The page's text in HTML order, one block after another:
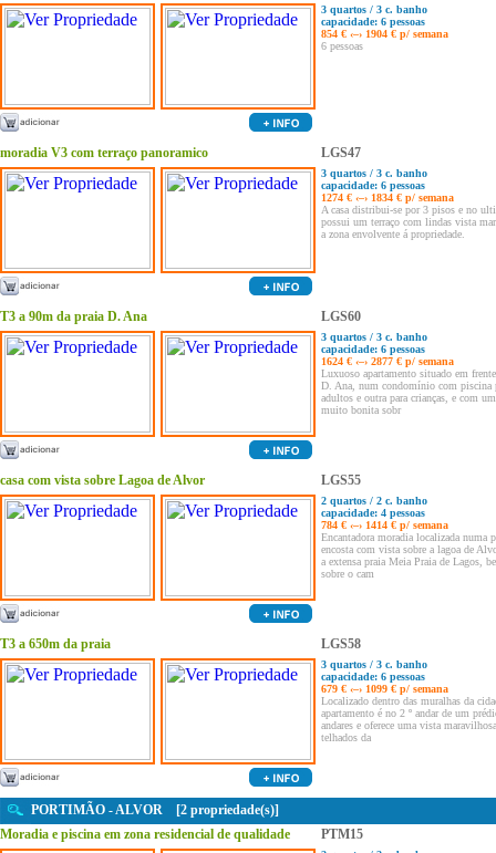
3 quartos / 3 c. banho
capacidade: 6 pessoas
854 € ‹–› 1904 € p/ semana
6 pessoas
moradia V3 com terraço panoramico LGS47
3 quartos / 3 c. banho
capacidade: 6 pessoas
1274 € ‹–› 1834 € p/ semana
A casa distribui-se por 3 pisos e no
possui um terraço com lindas vista
a zona envolvente á propriedade.
T3 a 90m da praia D. Ana LGS60
3 quartos / 3 c. banho
capacidade: 6 pessoas
1624 € ‹–› 2877 € p/ semana
Luxuoso apartamento situado em
D. Ana, num condomínio com piscina
adultos e outra para crianças, e com
muito bonita sobr
casa com vista sobre Lagoa de Alvor LGS55
2 quartos / 2 c. banho
capacidade: 4 pessoas
784 € ‹–› 1414 € p/ semana
Encantadora moradia localizada numa
encosta com vista sobre a lagoa de
a extensa praia Meia Praia de Lagos,
sobre o cam
T3 a 650m da praia LGS58
3 quartos / 3 c. banho
capacidade: 6 pessoas
679 € ‹–› 1099 € p/ semana
Localizado dentro das muralhas da
apartamento é no 2 º andar de um
andares e oferece uma vista
telhados da
PORTIMÃO - ALVOR [2 propriedade(s)]
Moradia e piscina em zona residencial de qualidade
PTM15